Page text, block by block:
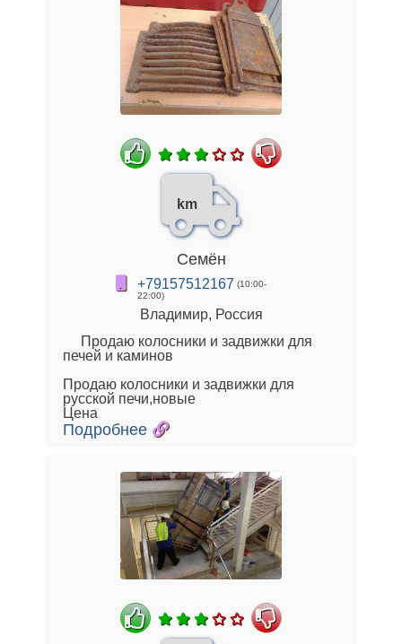
km
Семён
+79157512167 (10:00-
22:00)
Владимир, Россия
Продаю колосники и задвижки для
печей и каминов
Продаю колосники и задвижки для
русской печи,новые
Цена
Подробнее